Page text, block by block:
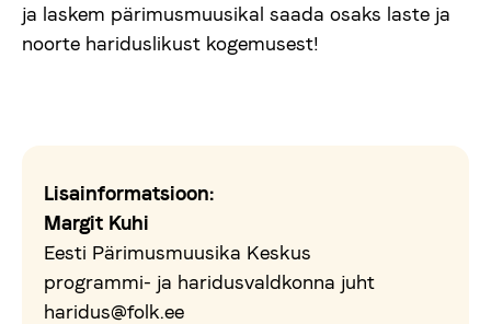
ja laskem pärimusmuusikal saada osaks laste ja
noorte hariduslikust kogemusest!
Lisainformatsioon:
Margit Kuhi
Eesti Pärimusmuusika Keskus
programmi- ja haridusvaldkonna juht
haridus@folk.ee